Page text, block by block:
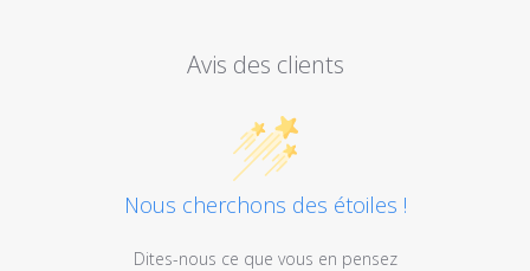
Avis des clients
Nous cherchons des étoiles !
Dites-nous ce que vous en pensez